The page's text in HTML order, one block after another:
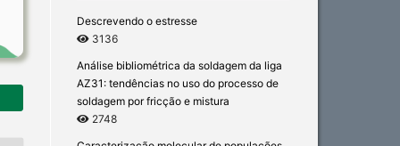
Descrevendo o estresse
3136
Análise bibliométrica da soldagem da liga
AZ31: tendências no uso do processo de
soldagem por fricção e mistura
2748